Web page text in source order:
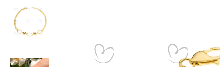
para
final
da
imagens